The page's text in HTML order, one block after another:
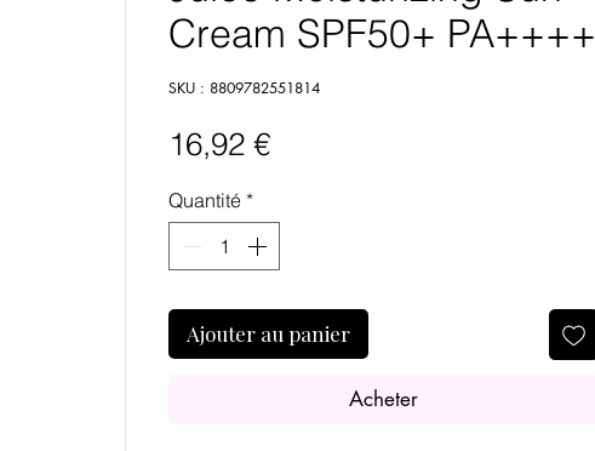
Cream SPF50+ PA++++
SKU : 8809782551814
16,92 €Prix
Quantité *
Ajouter au panier
Acheter